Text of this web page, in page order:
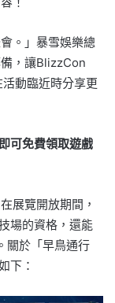
。」暴雪娛樂總
，讓BlizzCon
動臨近時分享更
可免費領取遊戲
展覽開放期間，
場的資格，還能
關於「早鳥通行
下：